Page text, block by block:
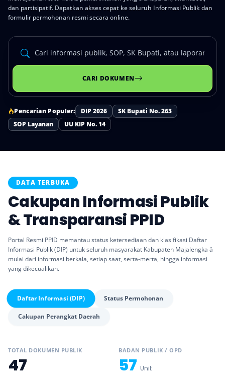
dan partisipatif. Dapatkan akses cepat ke seluruh Informasi Publik dan
formulir permohonan resmi secara online.
CARI DOKUMEN
Pencarian Populer: DIP 2026
SK Bupati No. 263
SOP Layanan
UU KIP No. 14
DATA TERBUKA
Cakupan Informasi Publik
& Transparansi PPID
Portal Resmi PPID memantau status ketersediaan dan klasifikasi Daftar
Informasi Publik (DIP) untuk seluruh masyarakat Kabupaten Majalengka â
mulai dari informasi berkala, setiap saat, serta-merta, hingga informasi
yang dikecualikan.
Daftar Informasi (DIP) Status Permohonan
Cakupan Perangkat Daerah
TOTAL DOKUMEN PUBLIK
47
BADAN PUBLIK / OPD
57 Unit